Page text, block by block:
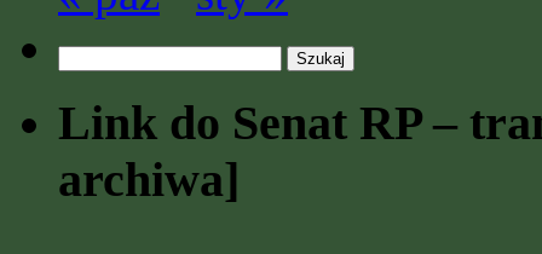
Link do Senat RP –
archiwa]